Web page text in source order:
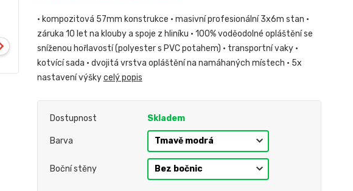
• kompozitová 57mm konstrukce • masivní profesionální 3x6m stan •
záruka 10 let na klouby a spoje z hliníku • 100% voděodolné opláštění se
sníženou hořlavostí (polyester s PVC potahem) • transportní vaky •
kotvící sada • dvojitá vrstva opláštění na namáhaných místech • 5x
nastavení výškycelý popis
Dostupnost Skladem
Barva
Boční stěny